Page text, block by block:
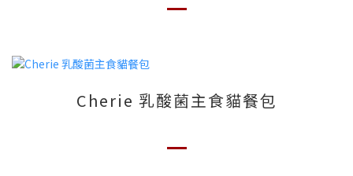
Cherie 乳酸菌主食貓餐包